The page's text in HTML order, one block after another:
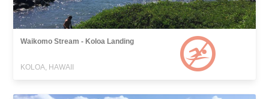
Waikomo Stream - Koloa Landing
KOLOA, HAWAII